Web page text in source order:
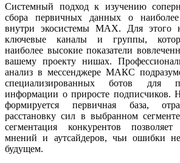
Системный подход к изучению
сбора первичных данных о
внутри экосистемы MAX. Для этого
ключевые каналы и группы,
наиболее высокие показатели
вашему проекту нишах.
анализ в мессенджере МАКС
специализированных ботов для
информации о приросте подписчиков.
формируется первичная база,
расстановку сил в выбранном
сегментация конкурентов
мнений и аутсайдеров, чьи ошибки
будущем.